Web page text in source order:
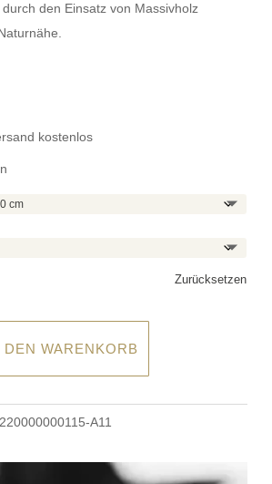
den Einsatz von Massivholz
kostenlos
Zurücksetzen
DEN WARENKORB
A11